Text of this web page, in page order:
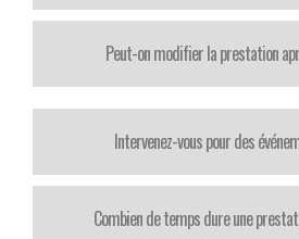
Peut-on modifier la prestation
Intervenez-vous pour des
Combien de temps dure une